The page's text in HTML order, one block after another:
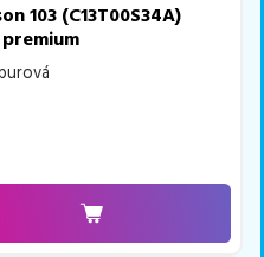
103 (C13T00S34A)